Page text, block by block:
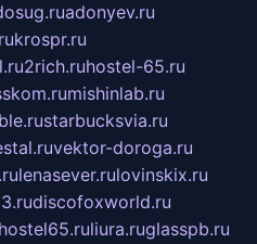
adonyev.ru
krospr.ru
2rich.ruhostel-65.ru
mishinlab.ru
starbucksvia.ru
vektor-doroga.ru
lenasever.rulovinskix.ru
discofoxworld.ru
hostel65.ruliura.ruglasspb.ru